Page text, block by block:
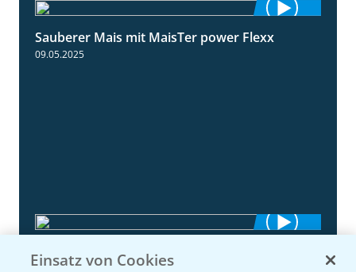
2:26
Sauberer Mais mit MaisTer power Flexx
09.05.2025
Neue Herbizide für den Mais!
07.05.2025
Einsatz von Cookies